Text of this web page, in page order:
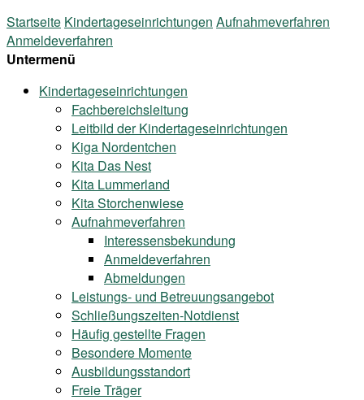
Startseite Kindertageseinrichtungen Aufnahmeverfahren
Anmeldeverfahren
Untermenü
Kindertageseinrichtungen
Fachbereichsleitung
Leitbild der Kindertageseinrichtungen
Kiga Nordentchen
Kita Das Nest
Kita Lummerland
Kita Storchenwiese
Aufnahmeverfahren
Interessensbekundung
Anmeldeverfahren
Abmeldungen
Leistungs- und Betreuungsangebot
Schließungszeiten-Notdienst
Häufig gestellte Fragen
Besondere Momente
Ausbildungsstandort
Freie Träger